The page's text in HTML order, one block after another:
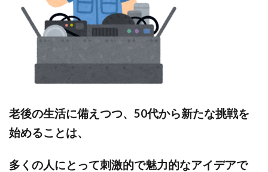
老後の生活に備えつつ、50代から新たな挑戦を
始めることは、
多くの人にとって刺激的で魅力的なアイデアで